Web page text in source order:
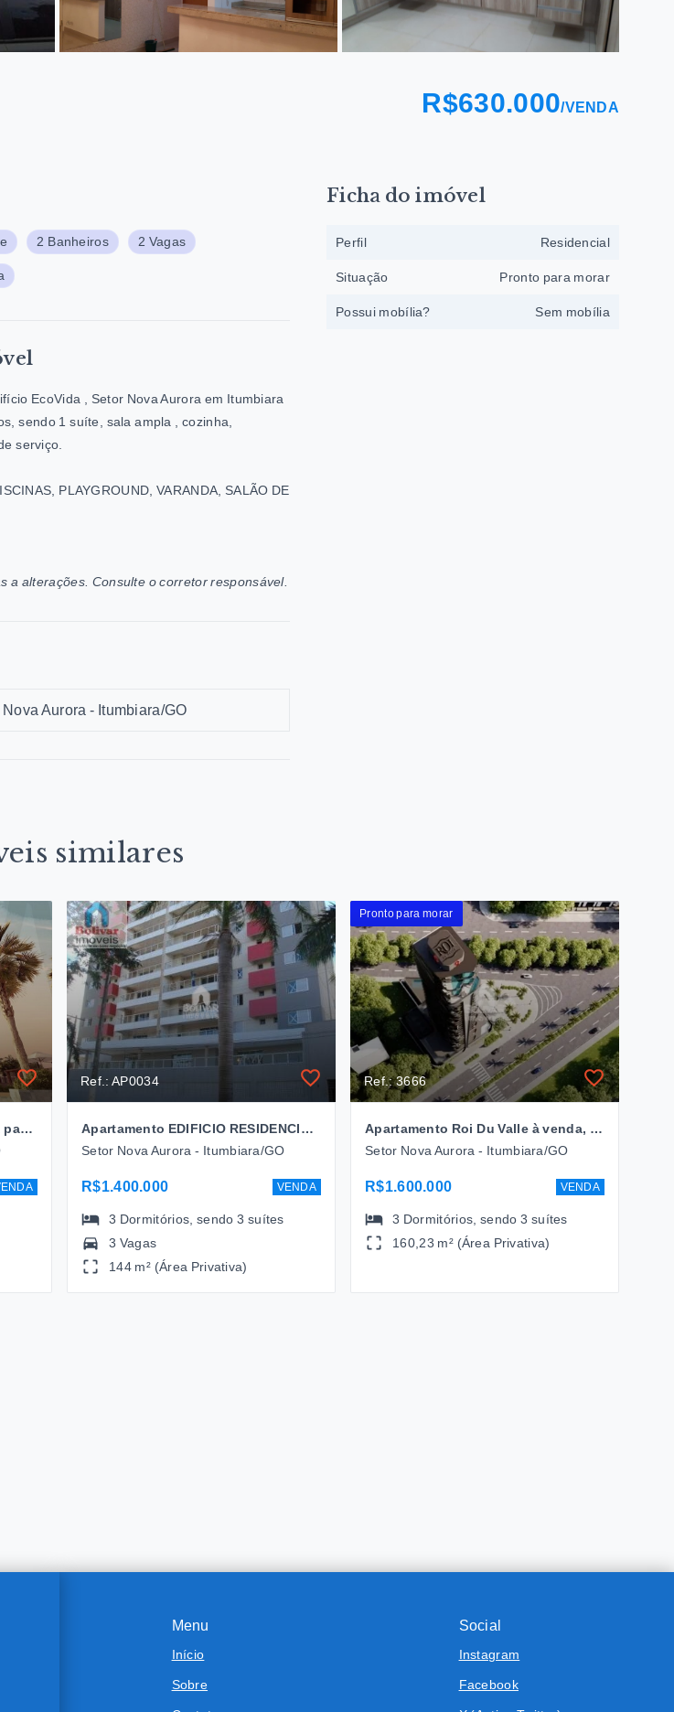
R$630.000/VENDA
2 Banheiros 2 Vagas
EcoVida , Setor Nova Aurora em Itumbiara
sendo 1 suíte, sala ampla , cozinha,
serviço.
PLAYGROUND, VARANDA, SALÃO DE
a alterações. Consulte o corretor responsável.
Aurora - Itumbiara/GO
Ficha do imóvel
Perfil Residencial
Situação Pronto para morar
Possui mobília? Sem mobília
similares
Apartamento à venda com vista para o Rio Paranaíba, Edifício Privilége Rio em Itumbiara
Ref.: AP0034
Apartamento EDIFICIO RESIDENCIAL MARSEILLE com 3 dormitórios à venda, 144 m² por R$ 1.400.000,00 - Setor Nova Aurora - Itumbiara/GO
Setor Nova Aurora - Itumbiara/GO
R$1.400.000 VENDA
3 Dormitórios , sendo3 suítes
3 Vagas
144 m² (Área Privativa)
Pronto para morar
Ref.: 3666
Apartamento Roi Du Valle à venda, com 3 dormitorios160,23m² Setor Nova Aurora- Itumbiara/GO
Setor Nova Aurora - Itumbiara/GO
R$1.600.000 VENDA
3 Dormitórios , sendo3 suítes
160,23 m² (Área Privativa)
Menu
Início
Sobre
Social
Instagram
Facebook